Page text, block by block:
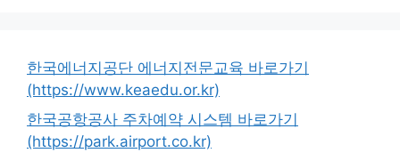
한국에너지공단 에너지전문교육 바로가기
(https://www.keaedu.or.kr)
한국공항공사 주차예약 시스템 바로가기
(https://park.airport.co.kr)